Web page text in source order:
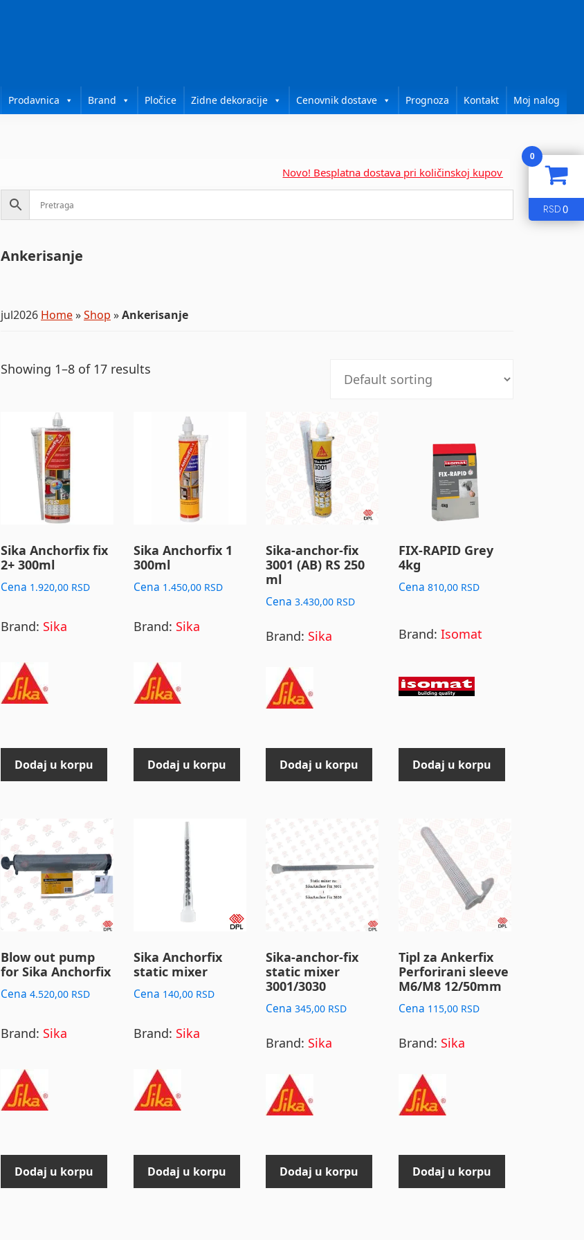
Prodavnica Brand Pločice Zidne dekoracije Cenovnik dostave Prognoza Kontakt Moj nalog
Novo! Besplatna dostava pri količinskoj kupovini za....
Ankerisanje
jul2026 Home»Shop »Ankerisanje
Showing 1–8 of 17 results
Sika Anchorfix fix
2+ 300ml
Cena 1.920,00 RSD
Brand: Sika
Dodaj u korpu
Sika Anchorfix 1
300ml
Cena 1.450,00 RSD
Brand: Sika
Dodaj u korpu
Sika-anchor-fix
3001 (AB) RS 250
ml
Cena3.430,00 RSD
Brand: Sika
Dodaj u korpu
FIX-RAPID Grey
4kg
Cena 810,00 RSD
Brand: Isomat
Dodaj u korpu
Blow out pump
for Sika Anchorfix
Cena 4.520,00 RSD
Brand: Sika
Dodaj u korpu
Sika Anchorfix
static mixer
Cena 140,00 RSD
Brand: Sika
Dodaj u korpu
Sika-anchor-fix
static mixer
3001/3030
Cena345,00 RSD
Brand: Sika
Dodaj u korpu
Tipl za Ankerfix
Perforirani sleeve
M6/M8 12/50mm
Cena 115,00 RSD
Brand: Sika
Dodaj u korpu
0
RSD0